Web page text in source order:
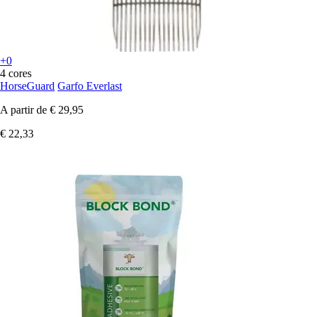
+0
4 cores
HorseGuard Garfo Everlast
A partir de € 29,95
€ 22,33